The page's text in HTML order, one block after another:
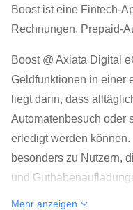
Boost ist eine Fintech-
Rechnungen, Prepaid-
Boost @ Axiata Digital
Geldfunktionen in einer
liegt darin, dass
Automatenbesuch oder
erledigt werden
besonders zu Nutzern,
und
Mehr anzeigen